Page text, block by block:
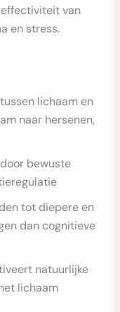
van
en stress.
lichaam en
naar hersenen,
bewuste
tot diepere en
dan cognitieve
natuurlijke
lichaam